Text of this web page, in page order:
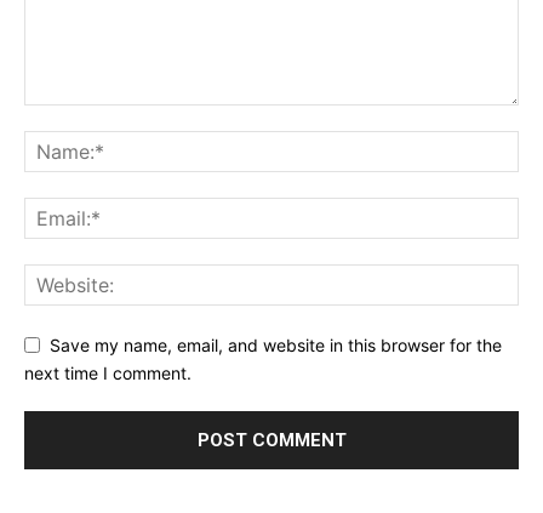
Save my name, email, and website in this browser for the
next time I comment.